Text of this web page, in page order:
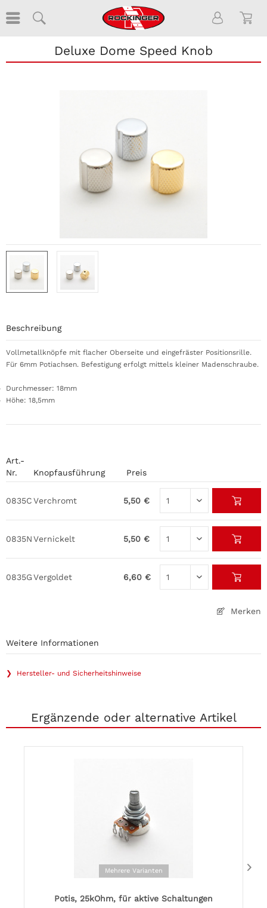
Deluxe Dome Speed Knob
Merken
Art.-
Nr.
Knopfausführung Preis
0835CVerchromt 5,50 €
0835NVernickelt 5,50 €
0835GVergoldet 6,60 €
Beschreibung
Vollmetallknöpfe mit flacher Oberseite und eingefräster Positionsrille.
Für 6mm Potiachsen. Befestigung erfolgt mittels kleiner Madenschraube.
Durchmesser: 18mm
Höhe: 18,5mm
Weitere Informationen
❯ Hersteller- und Sicherheitshinweise
Ergänzende oder alternative Artikel
Mehrere Varianten
Potis, 25kOhm, für aktive Schaltungen